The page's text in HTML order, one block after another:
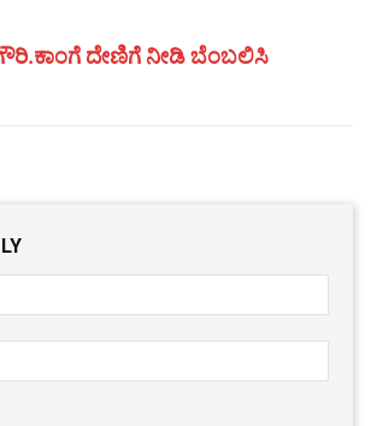
ದೇಣಿಗೆ ನೀಡಿ ಬೆಂಬಲಿಸಿ